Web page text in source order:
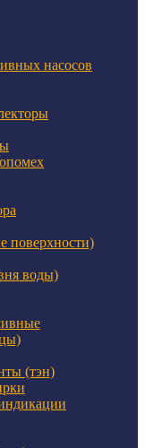
насосов
поверхности)
воды)
(тэн)